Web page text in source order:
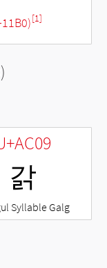
[1]
갉
Syllable Galg